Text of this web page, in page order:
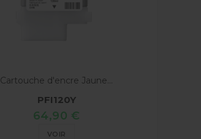
Cartouche d'encre Jaune...
PFI120Y
64,90 €
VOIR